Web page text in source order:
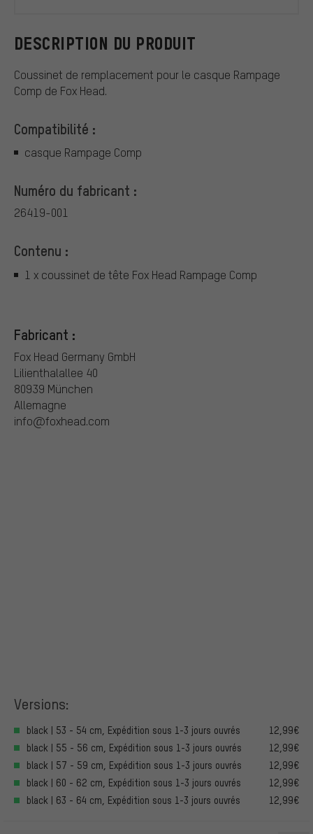
DESCRIPTION DU PRODUIT
Coussinet de remplacement pour le casque Rampage
Comp de Fox Head.
Compatibilité :
casque Rampage Comp
Numéro du fabricant :
26419-001
Contenu :
1 x coussinet de tête Fox Head Rampage Comp
Fabricant :
Fox Head Germany GmbH
Lilienthalallee 40
80939 München
Allemagne
info@foxhead.com
Versions:
black | 53 - 54 cm, Expédition sous 1-3 jours ouvrés
12,99€
black | 55 - 56 cm, Expédition sous 1-3 jours ouvrés
12,99€
black | 57 - 59 cm, Expédition sous 1-3 jours ouvrés
12,99€
black | 60 - 62 cm, Expédition sous 1-3 jours ouvrés
12,99€
black | 63 - 64 cm, Expédition sous 1-3 jours ouvrés
12,99€